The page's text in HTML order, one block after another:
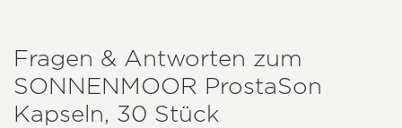
Fragen & Antworten zum
SONNENMOOR ProstaSon
Kapseln, 30 Stück